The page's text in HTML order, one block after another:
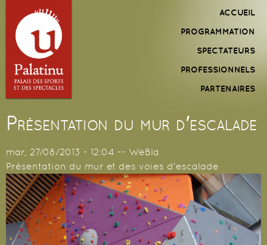
Menu
principal
ACCUEIL
PROGRAMMATION
SPECTATEURS
PROFESSIONNELS
PARTENAIRES
Présentation du mur d'escalade
mar, 27/08/2013 - 12:04 -- WeBla
Présentation du mur et des voies d'escalade